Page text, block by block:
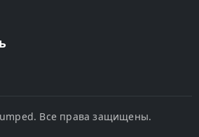
Все права защищены.